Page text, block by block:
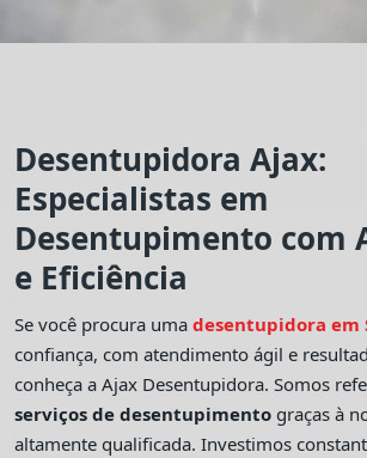
Desentupidora Ajax:
Especialistas em
Desentupimento com
e Eficiência
Se você procura umadesentupidora em
confiança, com atendimento ágil e
conheça a Ajax Desentupidora. Somos
serviços de desentupimento graças à
altamente qualificada. Investimos